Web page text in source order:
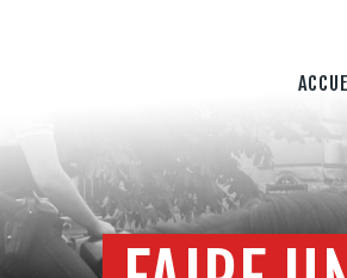
TOUCHE
REVUE DE
NOS OBJECTIFS
CONTACT